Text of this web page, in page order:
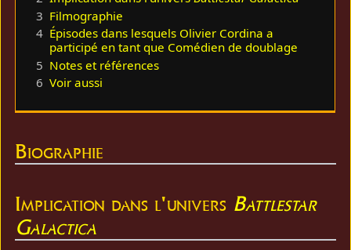
3 Filmographie
4 Épisodes dans lesquels Olivier Cordina a
participé en tant que Comédien de doublage
5 Notes et références
6 Voir aussi
Biographie
Implication dans l'univers Battlestar
Galactica